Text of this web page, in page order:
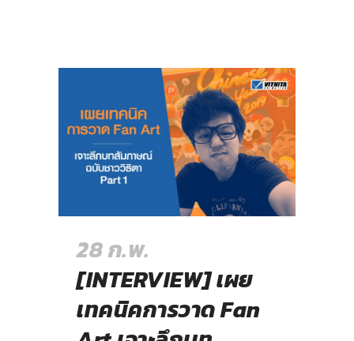
28 ก.พ.
[INTERVIEW] เผย
เทคนิคการวาด Fan